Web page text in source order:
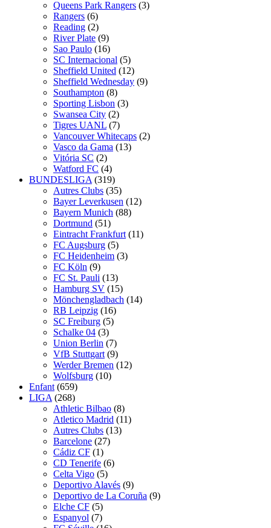
Queens Park Rangers (3)
Rangers (6)
Reading (2)
River Plate (9)
Sao Paulo (16)
SC Internacional (5)
Sheffield United (12)
Sheffield Wednesday (9)
Southampton (8)
Sporting Lisbon (3)
Swansea City (2)
Tigres UANL (7)
Vancouver Whitecaps (2)
Vasco da Gama (13)
Vitória SC (2)
Watford FC (4)
BUNDESLIGA (319)
Autres Clubs (35)
Bayer Leverkusen (12)
Bayern Munich (88)
Dortmund (51)
Eintracht Frankfurt (11)
FC Augsburg (5)
FC Heidenheim (3)
FC Köln (9)
FC St. Pauli (13)
Hamburg SV (15)
Mönchengladbach (14)
RB Leipzig (16)
SC Freiburg (5)
Schalke 04 (3)
Union Berlin (7)
VfB Stuttgart (9)
Werder Bremen (12)
Wolfsburg (10)
Enfant (659)
LIGA (268)
Athletic Bilbao (8)
Atletico Madrid (11)
Autres Clubs (13)
Barcelone (27)
Cádiz CF (1)
CD Tenerife (6)
Celta Vigo (5)
Deportivo Alavés (9)
Deportivo de La Coruña (9)
Elche CF (5)
Espanyol (7)